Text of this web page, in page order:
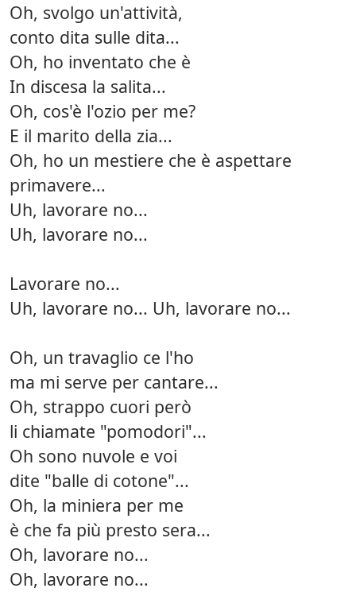
Oh, svolgo un'attività,
conto dita sulle dita...
Oh, ho inventato che è
In discesa la salita...
Oh, cos'è l'ozio per me?
E il marito della zia...
Oh, ho un mestiere che è aspettare
primavere...
Uh, lavorare no...
Uh, lavorare no...
Lavorare no...
Uh, lavorare no... Uh, lavorare no...
Oh, un travaglio ce l'ho
ma mi serve per cantare...
Oh, strappo cuori però
li chiamate "pomodori"...
Oh sono nuvole e voi
dite "balle di cotone"...
Oh, la miniera per me
è che fa più presto sera...
Oh, lavorare no...
Oh, lavorare no...